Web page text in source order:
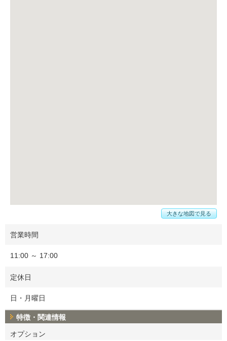
大きな地図で見る
営業時間
11:00 ～ 17:00
定休日
日・月曜日
特徴・関連情報
オプション